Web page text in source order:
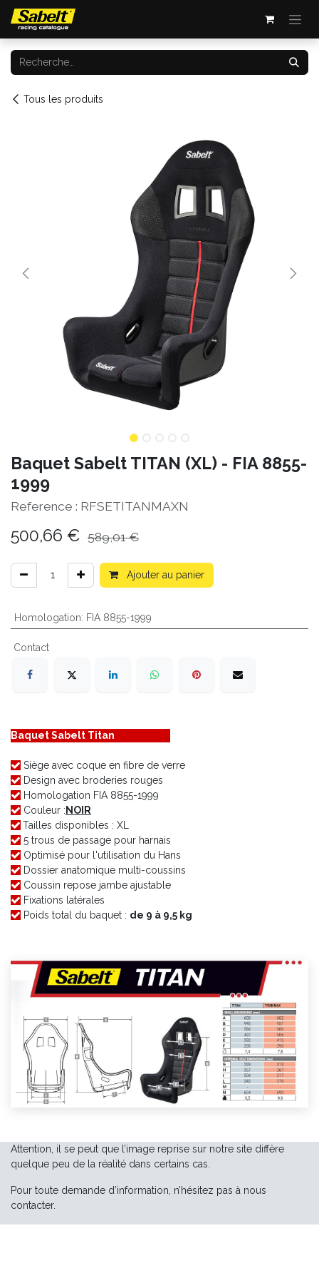
Se rendre au contenu
Tous les produits
Baquet Sabelt TITAN (XL) - FIA 8855-
1999
Reference : RFSETITANMAXN
500,66 € 589,01€
Ajouter au panier
Homologation: FIA 8855-1999
Contact
Baquet Sabelt Titan
Siège avec coque en fibre de verre
Design avec broderies rouges
Homologation FIA 8855-1999
Couleur :NOIR
Tailles disponibles : XL
5 trous de passage pour harnais
Optimisé pour l'utilisation du Hans
Dossier anatomique multi-coussins
Coussin repose jambe ajustable
Fixations latérales
Poids total du baquet : de 9 à 9,5 kg
Attention, il se peut que l’image reprise sur notre site diffère
quelque peu de la réalité dans certains cas.
Pour toute demande d’information, n’hésitez pas à nous
contacter.